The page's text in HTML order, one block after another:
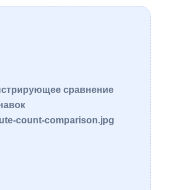
сравнение
count-comparison.jpg